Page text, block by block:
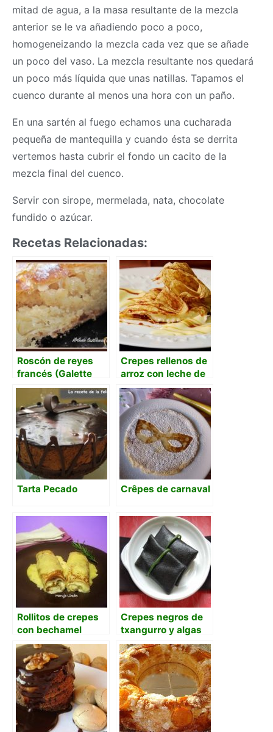
mitad de agua, a la masa resultante de la mezcla
anterior se le va añadiendo poco a poco,
homogeneizando la mezcla cada vez que se añade
un poco del vaso. La mezcla resultante nos quedará
un poco más líquida que unas natillas. Tapamos el
cuenco durante al menos una hora con un paño.
En una sartén al fuego echamos una cucharada
pequeña de mantequilla y cuando ésta se derrita
vertemos hasta cubrir el fondo un cacito de la
mezcla final del cuenco.
Servir con sirope, mermelada, nata, chocolate
fundido o azúcar.
Recetas Relacionadas:
Roscón de reyes
francés (Galette
des rois)
Crepes rellenos de
arroz con leche de
coco, natillas y
guarapo
Tarta Pecado Crêpes de carnaval
Rollitos de crepes
con bechamel
Crepes negros de
txangurro y algas